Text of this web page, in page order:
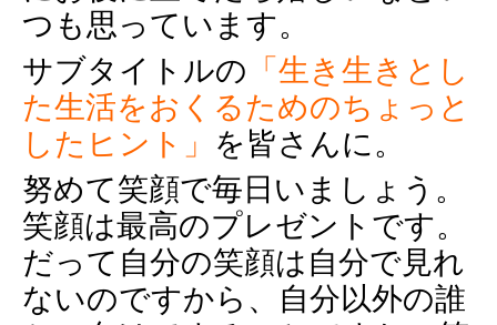
つも思っています。
サブタイトルの 「生き生きとし
た生活をおくるためのちょっと
したヒント」 を皆さんに。
努めて笑顔で毎日いましょう。
笑顔は最高のプレゼントです。
だって自分の笑顔は自分で見れ
ないのですから、自分以外の誰